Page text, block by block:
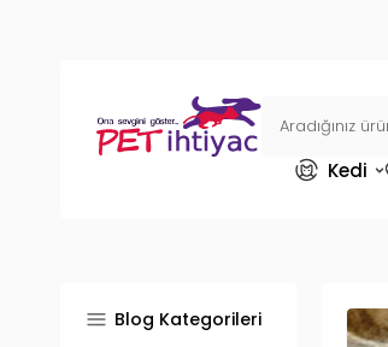
Kedi
Blog Kategorileri